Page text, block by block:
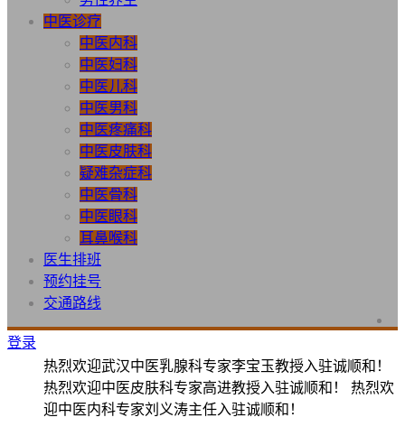
中医诊疗
中医内科
中医妇科
中医儿科
中医男科
中医疼痛科
中医皮肤科
疑难杂症科
中医骨科
中医眼科
耳鼻喉科
医生排班
预约挂号
交通路线
登录
热烈欢迎武汉中医乳腺科专家李宝玉教授入驻诚顺和！
热烈欢迎中医皮肤科专家高进教授入驻诚顺和！ 热烈欢
迎中医内科专家刘义涛主任入驻诚顺和！